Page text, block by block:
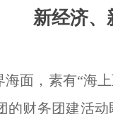
新经济
面，素有“海
的财务团建活